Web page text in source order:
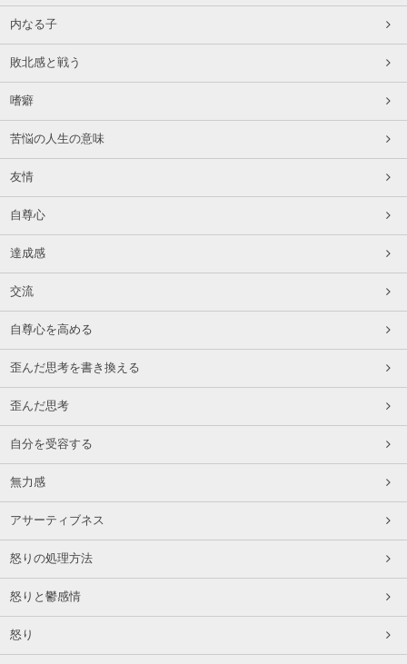
内なる子
敗北感と戦う
嗜癖
苦悩の人生の意味
友情
自尊心
達成感
交流
自尊心を高める
歪んだ思考を書き換える
歪んだ思考
自分を受容する
無力感
アサーティブネス
怒りの処理方法
怒りと鬱感情
怒り